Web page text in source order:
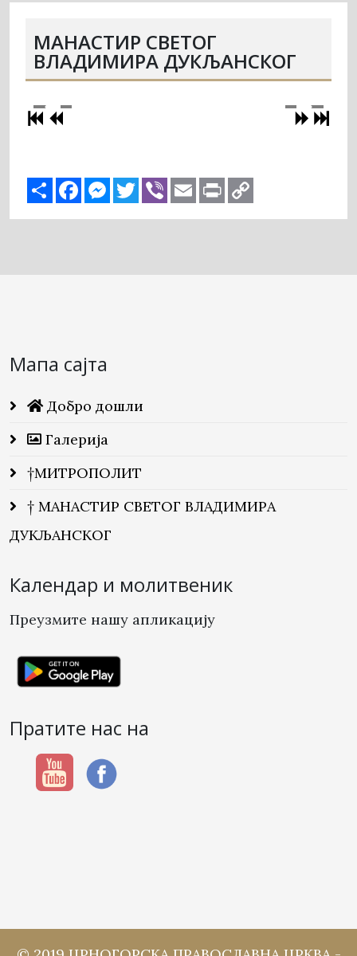
МАНАСТИР СВЕТОГ
ВЛАДИМИРА ДУКЉАНСКОГ
ShareFacebook
Messenger
Twitter
ViberEmailPrint
Мапа сајта
Добро дошли
Галерија
†МИТРОПОЛИТ
† МАНАСТИР СВЕТОГ ВЛАДИМИРА
ДУКЉАНСКОГ
Календар и молитвеник
Преузмите нашу апликацију
Пратите нас на